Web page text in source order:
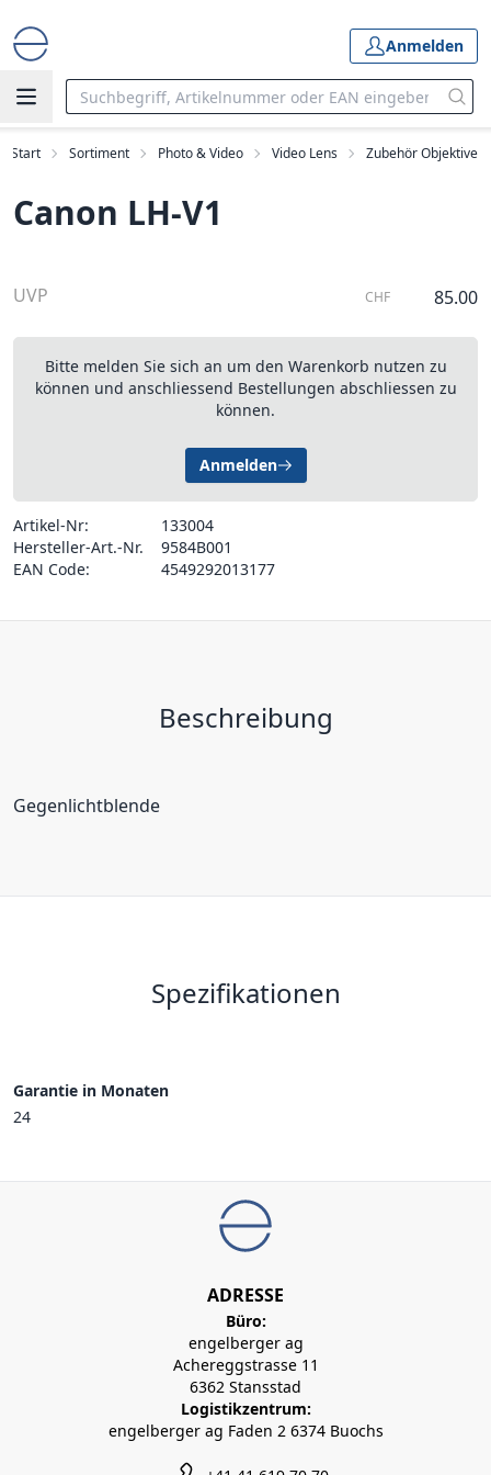
Anmelden
Start Sortiment Photo & Video Video Lens Zubehör Objektive
Canon LH-V1
UVP CHF 85.00
Bitte melden Sie sich an um den Warenkorb nutzen zu
können und anschliessend Bestellungen abschliessen zu
können.
Anmelden
Artikel-Nr:
133004
Hersteller-Art.-Nr.
9584B001
EAN Code:
4549292013177
Beschreibung
Gegenlichtblende
Spezifikationen
Garantie in Monaten
24
ADRESSE
Büro:
engelberger ag
Achereggstrasse 11
6362 Stansstad
Logistikzentrum:
engelberger ag Faden 2 6374 Buochs